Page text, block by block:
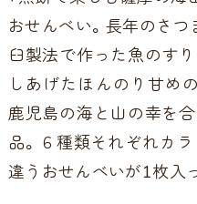
おせんべい。長年のさつ
臼製法で作った魚のす
しあげたほんのり甘め
鹿児島の海と山の幸を
品。６種類それぞれカ
違うおせんべいが1枚入